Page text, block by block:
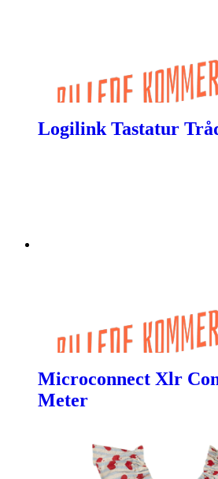
Logilink Tastatur
Microconnect Xlr
Meter